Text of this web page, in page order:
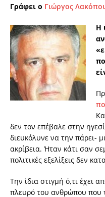
Γράφει ο Γιώργος
Η
δεν τον επέβαλε στην
διευκόλυνε να την πάρει-
ακρίβεια. Ήταν κάτι σαν
πολιτικές εξελίξεις δεν
Την ίδια στιγμή ό,τι έχει
πλευρό του ανθρώπου που